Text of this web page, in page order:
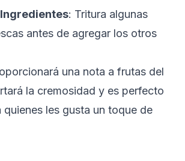
: Tritura algunas
antes de agregar los otros
una nota a frutas del
la cremosidad y es perfecto
quienes les gusta un toque de